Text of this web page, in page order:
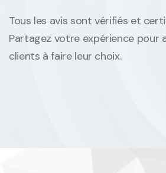
Tous les avis sont vérifiés et
Partagez votre expérience pour
clients à faire leur choix.